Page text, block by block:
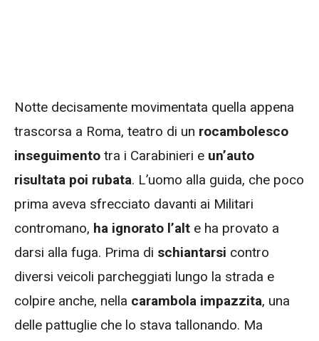
Notte decisamente movimentata quella appena
trascorsa a Roma, teatro di un rocambolesco
inseguimento tra i Carabinieri e un’auto
risultata poi rubata. L’uomo alla guida, che poco
prima aveva sfrecciato davanti ai Militari
contromano, ha ignorato l’alt e ha provato a
darsi alla fuga. Prima di schiantarsi contro
diversi veicoli parcheggiati lungo la strada e
colpire anche, nella carambola impazzita, una
delle pattuglie che lo stava tallonando. Ma